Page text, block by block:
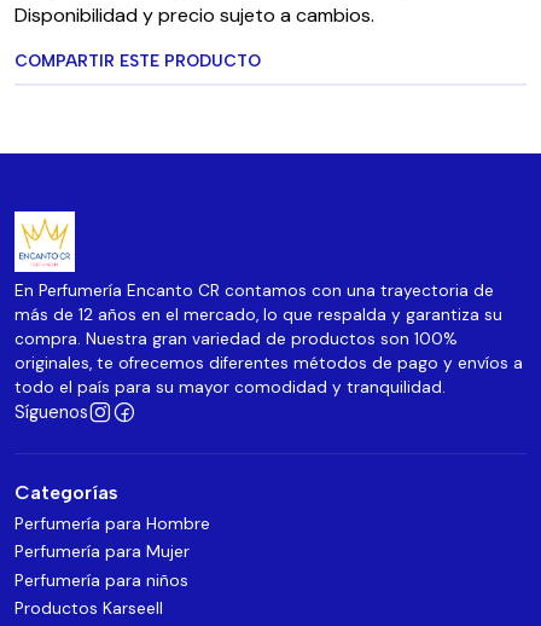
Disponibilidad y precio sujeto a cambios.
COMPARTIR ESTE PRODUCTO
En Perfumería Encanto CR contamos con una trayectoria de
más de 12 años en el mercado, lo que respalda y garantiza su
compra. Nuestra gran variedad de productos son 100%
originales, te ofrecemos diferentes métodos de pago y envíos a
todo el país para su mayor comodidad y tranquilidad.
Síguenos
Categorías
Perfumería para Hombre
Perfumería para Mujer
Perfumería para niños
Productos Karseell